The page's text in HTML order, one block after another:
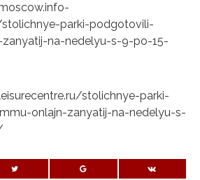
parki-podgotovili-
na-nedelyu-s-9-po-15-
stolichnye-parki-
onlajn-zanyatij-na-nedelyu-s-